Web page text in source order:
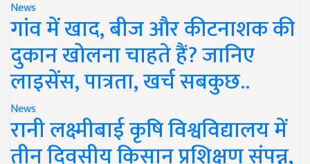
News
गांव में खाद, बीज और कीटनाशक की
दुकान खोलना चाहते हैं? जानिए
लाइसेंस, पात्रता, खर्च सबकुछ..
News
रानी लक्ष्मीबाई कृषि विश्वविद्यालय में